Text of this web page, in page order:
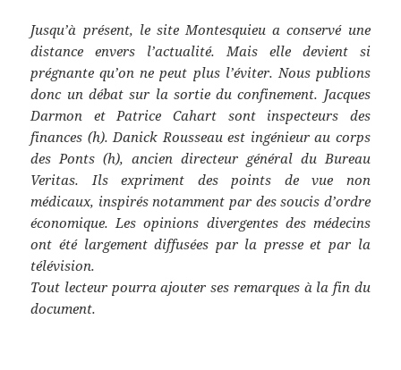
Jusqu’à présent, le site Montesquieu a conservé une
distance envers l’actualité. Mais elle devient si
prégnante qu’on ne peut plus l’éviter. Nous publions
donc un débat sur la sortie du confinement. Jacques
Darmon et Patrice Cahart sont inspecteurs des
finances (h). Danick Rousseau est ingénieur au corps
des Ponts (h), ancien directeur général du Bureau
Veritas. Ils expriment des points de vue non
médicaux, inspirés notamment par des soucis d’ordre
économique. Les opinions divergentes des médecins
ont été largement diffusées par la presse et par la
télévision.
Tout lecteur pourra ajouter ses remarques à la fin du
document.